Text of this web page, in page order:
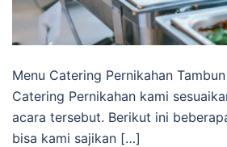
Menu Catering Pernikahan
Catering Pernikahan kami
acara tersebut. Berikut ini
bisa kami sajikan […]